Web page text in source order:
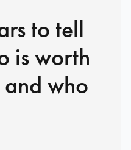
to tell
is worth
who